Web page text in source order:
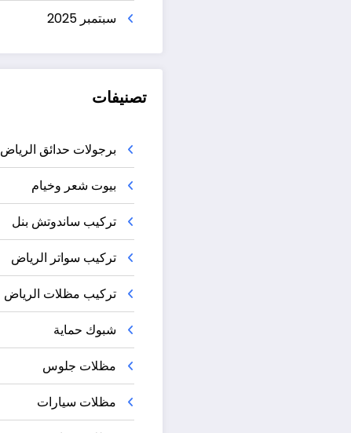
سبتمبر 2025
تصنيفات
برجولات حدائق الرياض
بيوت شعر وخيام
تركيب ساندوتش بنل
تركيب سواتر الرياض
تركيب مظلات الرياض
شبوك حماية
مظلات جلوس
مظلات سيارات